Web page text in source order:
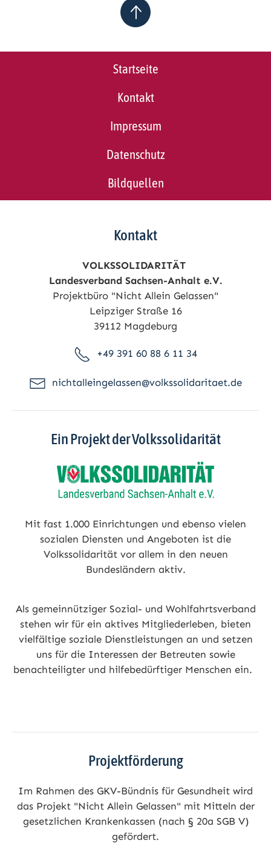
Startseite
Kontakt
Impressum
Datenschutz
Bildquellen
Kontakt
VOLKSSOLIDARITÄT
Landesverband Sachsen-Anhalt e.V.
Projektbüro "Nicht Allein Gelassen"
Leipziger Straße 16
39112 Magdeburg
+49 391 60 88 6 11 34
nichtalleingelassen@volkssolidaritaet.de
Ein Projekt der Volkssolidarität
Mit fast 1.000 Einrichtungen und ebenso vielen
sozialen Diensten und Angeboten ist die
Volkssolidarität vor allem in den neuen
Bundesländern aktiv.
Als gemeinnütziger Sozial- und Wohlfahrtsverband
stehen wir für ein aktives Mitgliederleben, bieten
vielfältige soziale Dienstleistungen an und setzen
uns für die Interessen der Betreuten sowie
benachteiligter und hilfebedürftiger Menschen ein.
Projektförderung
Im Rahmen des GKV-Bündnis für Gesundheit wird
das Projekt "Nicht Allein Gelassen" mit Mitteln der
gesetzlichen Krankenkassen (nach § 20a SGB V)
gefördert.